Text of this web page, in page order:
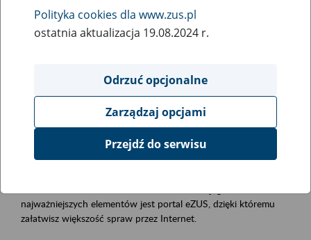
Rodzaj wydarzenia
Szkolenia
Obszar merytoryczny
obsługa klientów
Opis wydarzenia
Platforma Usług Elektronicznych eZUS
najważniejszych elementów jest portal eZUS, dzięki któremu
załatwisz większość spraw przez Internet.
Polityka cookies dla www.zus.pl
ostatnia aktualizacja 19.08.2024 r.
Odrzuć opcjonalne
Zarządzaj opcjami
Przejdź do serwisu